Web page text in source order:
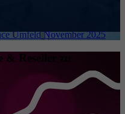
Umfeld November 2025
Reseller zu